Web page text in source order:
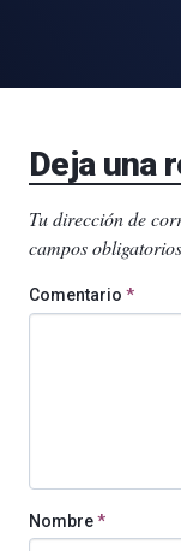
Deja una
Tu dirección de
campos
Comentario *
Nombre*